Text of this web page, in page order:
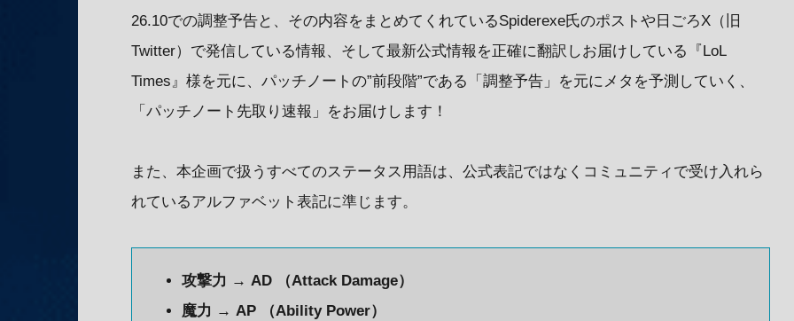
26.10での調整予告と、その内容をまとめてくれているSpiderexe氏のポストや日ごろX（旧
Twitter）で発信している情報、そして最新公式情報を正確に翻訳しお届けしている『LoL
Times』様を元に、パッチノートの”前段階”である「調整予告」を元にメタを予測していく、
「パッチノート先取り速報」をお届けします！
また、本企画で扱うすべてのステータス用語は、公式表記ではなくコミュニティで受け入れら
れているアルファベット表記に準じます。
攻撃力 → AD （Attack Damage）
魔力 → AP （Ability Power）